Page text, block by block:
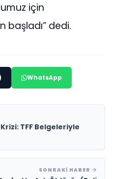
için
başladı” dedi.
WhatsApp
TFF Belgeleriyle
SONRAKI HABER